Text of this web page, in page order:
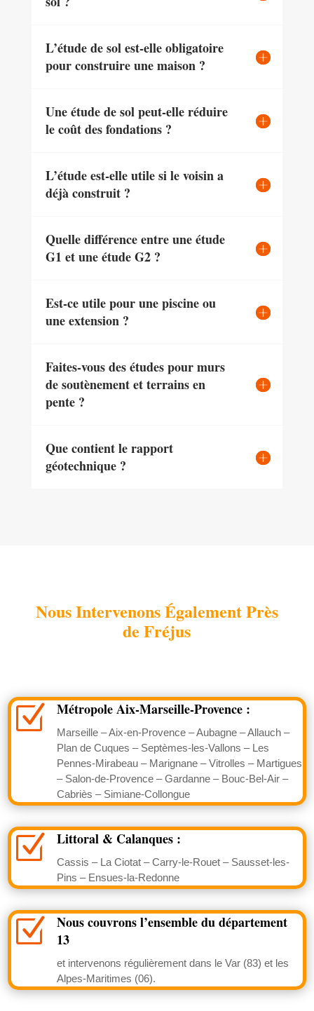
L’étude de sol est-elle obligatoire
pour construire une maison ?
Une étude de sol peut-elle réduire
le coût des fondations ?
L’étude est-elle utile si le voisin a
déjà construit ?
Quelle différence entre une étude
G1 et une étude G2 ?
Est-ce utile pour une piscine ou
une extension ?
Faites-vous des études pour murs
de soutènement et terrains en
pente ?
Que contient le rapport
géotechnique ?
Nous Intervenons Également Près
de Fréjus
Z Métropole Aix-Marseille-Provence :
Marseille – Aix-en-Provence – Aubagne – Allauch –
Plan de Cuques – Septèmes-les-Vallons – Les
Pennes-Mirabeau – Marignane – Vitrolles – Martigues
– Salon-de-Provence – Gardanne – Bouc-Bel-Air –
Cabriès – Simiane-Collongue
Z Littoral & Calanques :
Cassis – La Ciotat – Carry-le-Rouet – Sausset-les-
Pins – Ensues-la-Redonne
Z
Nous couvrons l’ensemble du département
13
et intervenons régulièrement dans le Var (83) et les
Alpes-Maritimes (06).